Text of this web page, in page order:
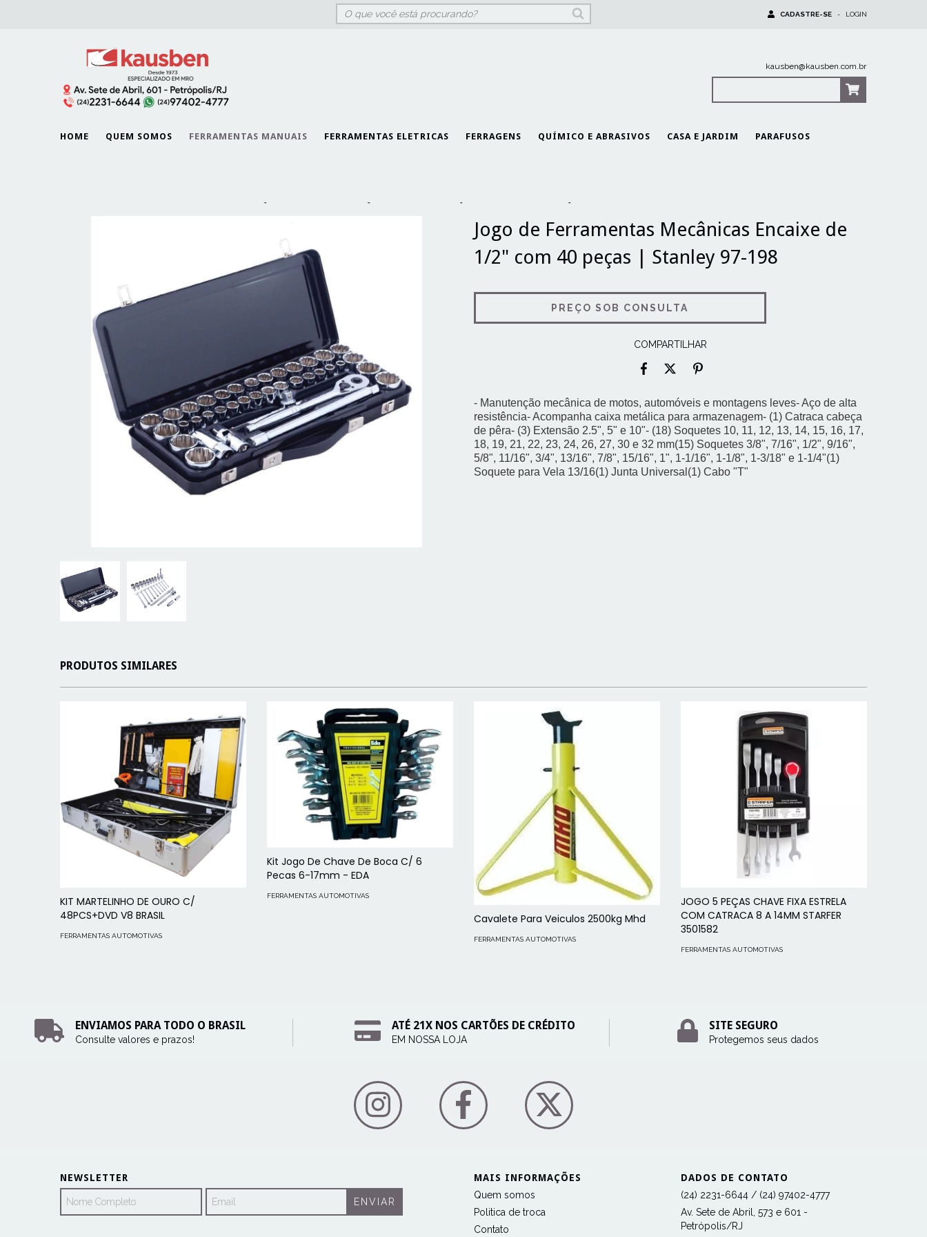
CADASTRE-SE - LOGIN
kausben@kausben.com.br
HOME QUEM SOMOS FERRAMENTAS MANUAIS FERRAMENTAS ELETRICAS FERRAGENS QUÍMICO E ABRASIVOS CASA E JARDIM PARAFUSOS
- - - -
Jogo de Ferramentas Mecânicas Encaixe de
1/2" com 40 peças | Stanley 97-198
COMPARTILHAR
- Manutenção mecânica de motos, automóveis e montagens leves- Aço de alta
resistência- Acompanha caixa metálica para armazenagem- (1) Catraca cabeça
de pêra- (3) Extensão 2.5", 5" e 10"- (18) Soquetes 10, 11, 12, 13, 14, 15, 16, 17,
18, 19, 21, 22, 23, 24, 26, 27, 30 e 32 mm(15) Soquetes 3/8", 7/16", 1/2", 9/16",
5/8", 11/16", 3/4", 13/16", 7/8", 15/16", 1", 1-1/16", 1-1/8", 1-3/18" e 1-1/4"(1)
Soquete para Vela 13/16(1) Junta Universal(1) Cabo "T"
PRODUTOS SIMILARES
KIT MARTELINHO DE OURO C/
48PCS+DVD V8 BRASIL
FERRAMENTAS AUTOMOTIVAS
Kit Jogo De Chave De Boca C/ 6
Pecas 6-17mm - EDA
FERRAMENTAS AUTOMOTIVAS
Cavalete Para Veiculos 2500kg Mhd
FERRAMENTAS AUTOMOTIVAS
JOGO 5 PEÇAS CHAVE FIXA ESTRELA
COM CATRACA 8 A 14MM STARFER
3501582
FERRAMENTAS AUTOMOTIVAS
ENVIAMOS PARA TODO O BRASIL
Consulte valores e prazos!
ATÉ 21X NOS CARTÕES DE CRÉDITO
EM NOSSA LOJA
SITE SEGURO
Protegemos seus dados
NEWSLETTER
MAIS INFORMAÇÕES
Quem somos
Politica de troca
Contato
DADOS DE CONTATO
(24) 2231-6644 / (24) 97402-4777
Av. Sete de Abril, 573 e 601 -
Petrópolis/RJ